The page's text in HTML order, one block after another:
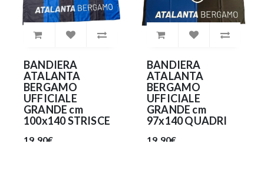
BANDIERA
ATALANTA
BERGAMO
UFFICIALE
GRANDE cm
100x140 STRISCE
19.90€
BANDIERA
ATALANTA
BERGAMO
UFFICIALE
GRANDE cm
97x140 QUADRI
19.90€